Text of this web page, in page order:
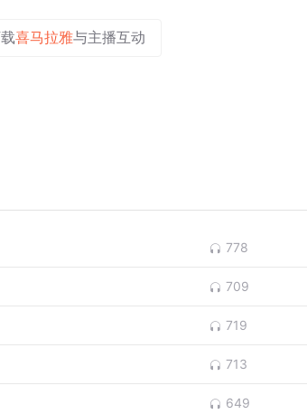
喜马拉雅与主播互动
778
709
719
713
649